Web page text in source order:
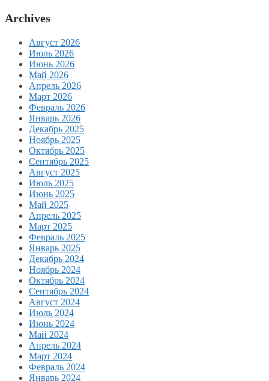
Archives
Август 2026
Июль 2026
Июнь 2026
Май 2026
Апрель 2026
Март 2026
Февраль 2026
Январь 2026
Декабрь 2025
Ноябрь 2025
Октябрь 2025
Сентябрь 2025
Август 2025
Июль 2025
Июнь 2025
Май 2025
Апрель 2025
Март 2025
Февраль 2025
Январь 2025
Декабрь 2024
Ноябрь 2024
Октябрь 2024
Сентябрь 2024
Август 2024
Июль 2024
Июнь 2024
Май 2024
Апрель 2024
Март 2024
Февраль 2024
Январь 2024